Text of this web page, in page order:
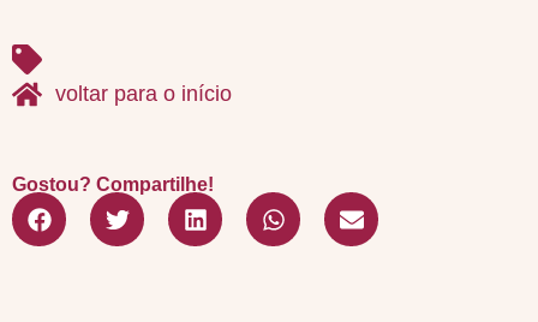
voltar para o início
Gostou? Compartilhe!